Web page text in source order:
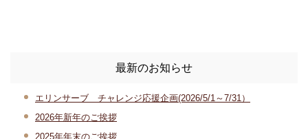
最新のお知らせ
エリンサーブ チャレンジ応援企画(2026/5/1～7/31）
2026年新年のご挨拶
2025年年末のご挨拶